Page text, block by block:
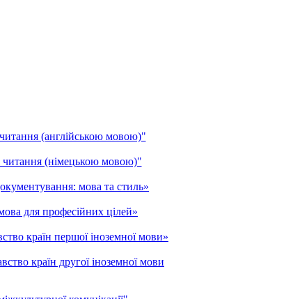
(англійською мовою)"
(німецькою мовою)"
мова та стиль»
для професійних цілей»
країн першої іноземної мови»
країн другої іноземної мови